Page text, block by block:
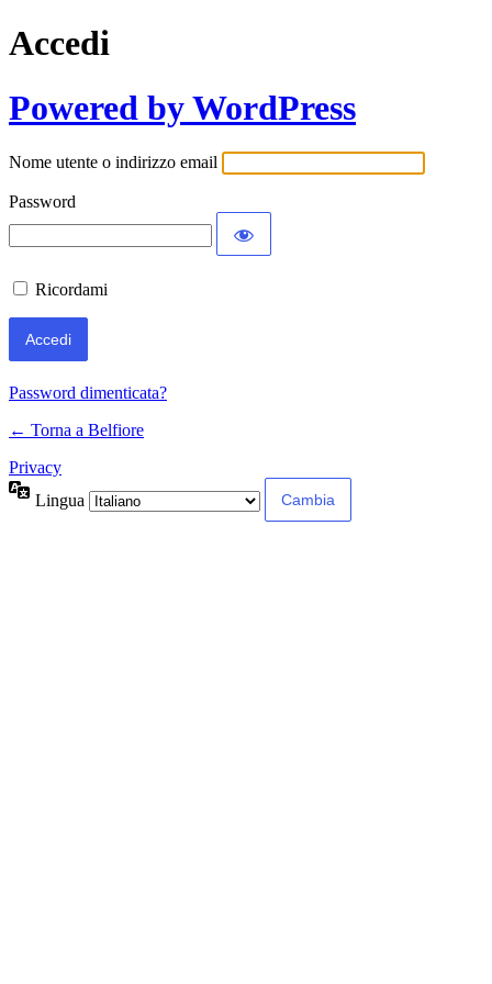
Accedi
Powered by WordPress
Nome utente o indirizzo email
Password
Ricordami
Password dimenticata?
← Torna a Belfiore
Privacy
Lingua